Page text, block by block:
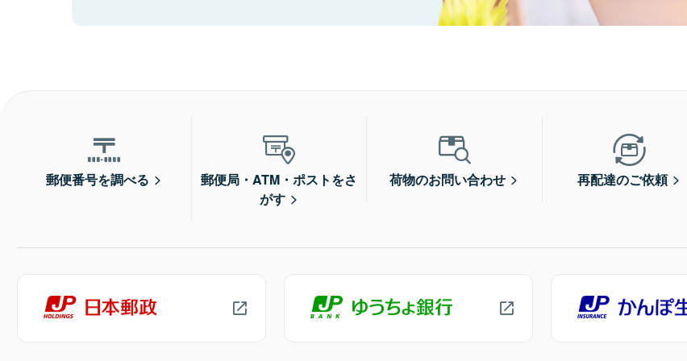
郵便番号を調べる
郵便局・ATM・ポストをさ
がす
荷物のお問い合わせ 再配達のご依頼